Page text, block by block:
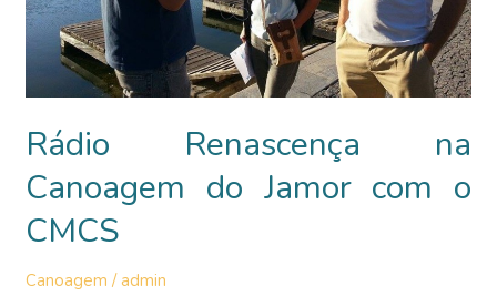
Rádio Renascença na
Canoagem do Jamor com o
CMCS
Canoagem /admin